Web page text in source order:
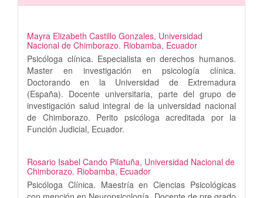
Mayra Elizabeth Castillo Gonzales, Universidad
Nacional de Chimborazo. Riobamba, Ecuador
Psicóloga clínica. Especialista en derechos humanos.
Master en investigación en psicología clínica.
Doctorando en la Universidad de Extremadura
(España). Docente universitaria, parte del grupo de
investigación salud integral de la universidad nacional
de Chimborazo. Perito psicóloga acreditada por la
Función Judicial, Ecuador.
Rosario Isabel Cando Pilatuña, Universidad Nacional de
Chimborazo. Riobamba, Ecuador
Psicóloga Clínica. Maestría en Ciencias Psicológicas